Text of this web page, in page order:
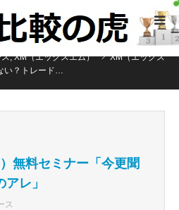
, XM（エックスエム）
XM（エックス
い？トレード…
無料セミナー「今更聞
レ」
ス